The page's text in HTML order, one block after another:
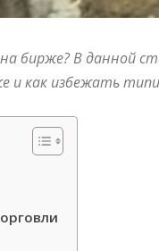
бирже? В данной
и как избежать